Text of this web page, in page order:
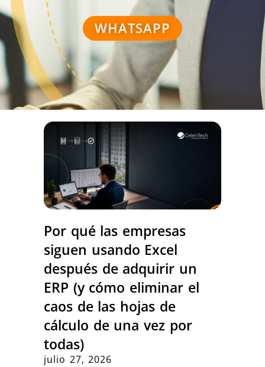
WHATSAPP
Por qué las empresas
siguen usando Excel
después de adquirir un
ERP (y cómo eliminar el
caos de las hojas de
cálculo de una vez por
todas)
julio 27, 2026